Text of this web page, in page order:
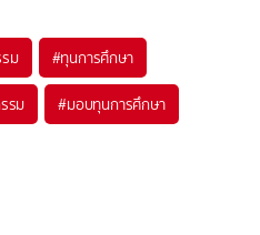
ม #ทุนการศึกษา
รม #มอบทุนการศึกษา